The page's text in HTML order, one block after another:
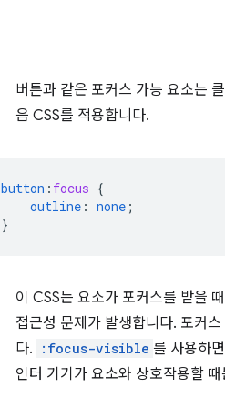
버튼과 같은 포커스 가능 요소는
음 CSS를 적용합니다.
button : focus {
outline : none ;
}
이 CSS는 요소가 포커스를 받을
접근성 문제가 발생합니다. 포커
다.
:focus-visible 를 사용하
인터 기기가 요소와 상호작용할 때